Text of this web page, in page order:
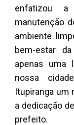
enfatizou
manutenção
ambiente
bem-estar
apenas uma
nossa
Itupiranga um
a dedicação
prefeito.